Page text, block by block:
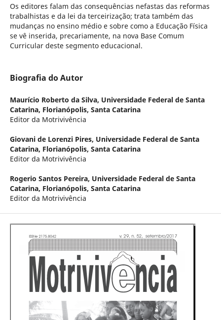
Os editores falam das consequências nefastas das reformas
trabalhistas e da lei da terceirização; trata também das
mudanças no ensino médio e sobre como a Educação Física
se vê inserida, precariamente, na nova Base Comum
Curricular deste segmento educacional.
Biografia do Autor
Maurício Roberto da Silva, Universidade Federal de Santa
Catarina, Florianópolis, Santa Catarina
Editor da Motrivivência
Giovani de Lorenzi Pires, Universidade Federal de Santa
Catarina, Florianópolis, Santa Catarina
Editor da Motrivivência
Rogerio Santos Pereira, Universidade Federal de Santa
Catarina, Florianópolis, Santa Catarina
Editor da Motrivivência